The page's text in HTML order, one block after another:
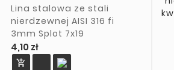
Lina stalowa ze stali
nierdzewnej AISI 316 fi
3mm Splot 7x19
4,10 złCena
